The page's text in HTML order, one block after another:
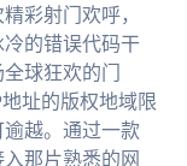
彩射门欢呼，
的错误代码干
球狂欢的门
址的版权地域限
越。通过一款
那片熟悉的网